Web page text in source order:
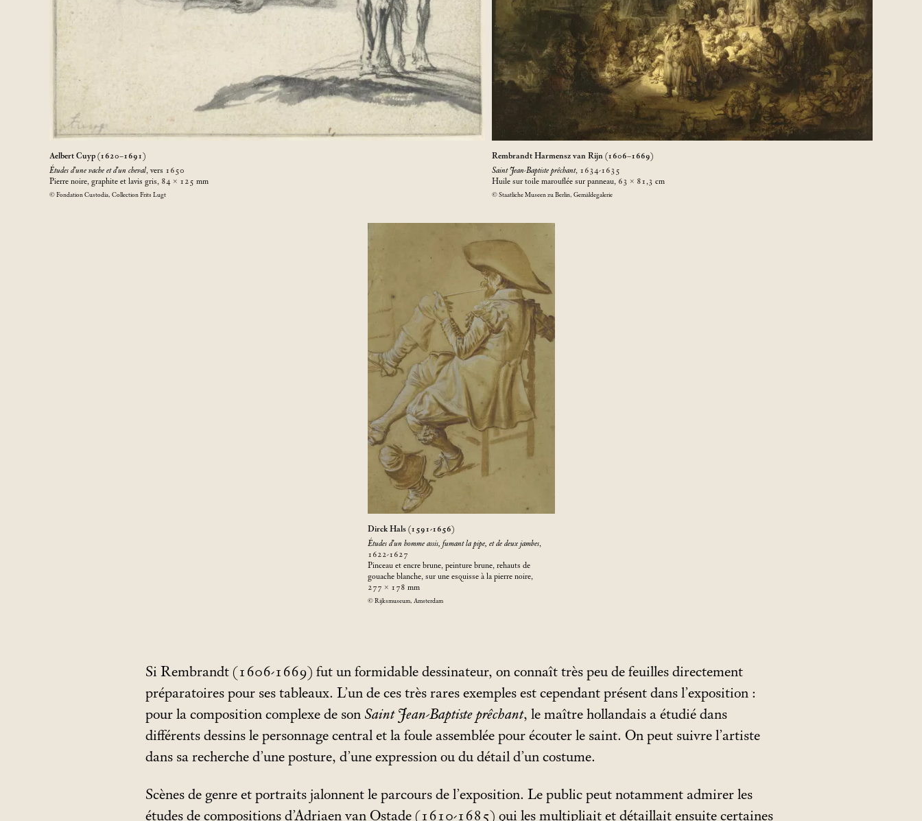
Aelbert Cuyp (1620–1691)
Études d’une vache et d’un cheval, vers 1650
Pierre noire, graphite et lavis gris, 84 × 125 mm
© Fondation Custodia, Collection Frits Lugt
Rembrandt Harmensz van Rijn (1606–1669)
Saint Jean-Baptiste prêchant, 1634-1635
Huile sur toile marouflée sur panneau, 63 × 81,3 cm
© Staatliche Museen zu Berlin, Gemäldegalerie
Dirck Hals (1591-1656)
Études d’un homme assis, fumant la pipe, et de deux jambes,
1622-1627
Pinceau et encre brune, peinture brune, rehauts de
gouache blanche, sur une esquisse à la pierre noire,
277 × 178 mm
© Rijksmuseum, Amsterdam
Si Rembrandt (1606-1669) fut un formidable dessinateur, on connaît très peu de feuilles directement
préparatoires pour ses tableaux. L’un de ces très rares exemples est cependant présent dans l’exposition :
pour la composition complexe de son Saint Jean-Baptiste prêchant, le maître hollandais a étudié dans
différents dessins le personnage central et la foule assemblée pour écouter le saint. On peut suivre l’artiste
dans sa recherche d’une posture, d’une expression ou du détail d’un costume.
Scènes de genre et portraits jalonnent le parcours de l’exposition. Le public peut notamment admirer les
études de compositions d’Adriaen van Ostade (1610-1685) qui les multipliait et détaillait ensuite certaines